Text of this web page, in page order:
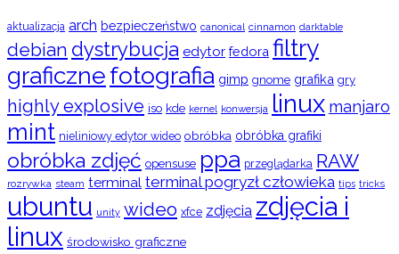
aktualizacja arch bezpieczeństwo canonical cinnamon darktable
debian dystrybucja edytor fedora filtry
graficznefotografia gimp gnome grafika gry
highly explosive iso kde kernel konwersja linux manjaro
mint nieliniowy edytor wideo obróbka obróbka grafiki
obróbka zdjęć opensuse ppa przeglądarka RAW
rozrywka steam terminal terminal pogryzł człowieka tips tricks
ubuntu unity wideo xfce zdjęcia zdjęcia i
linux środowisko graficzne